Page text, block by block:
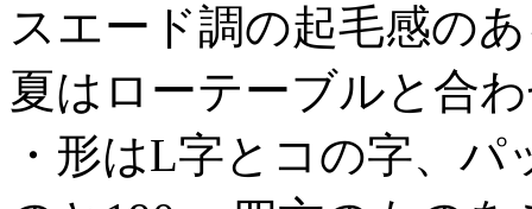
スエード調の起毛感の
夏はローテーブルと合
・形はL字とコの字、パ